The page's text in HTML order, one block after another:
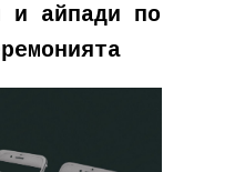
и айпади по